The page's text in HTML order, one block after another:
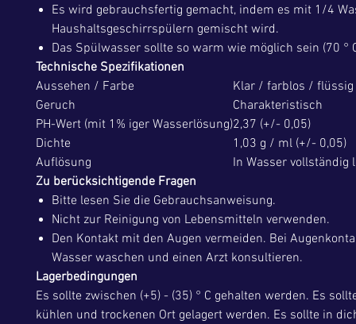
Es wird gebrauchsfertig gemacht, indem es mit 1/4
Haushaltsgeschirrspülern gemischt wird.
Das Spülwasser sollte so warm wie möglich sein (70 °
Technische Spezifikationen
Aussehen / Farbe
Klar / farblos / flüssig
Geruch
Charakteristisch
PH-Wert (mit 1% iger Wasserlösung)2,37 (+/- 0,05)
Dichte
1,03 g / ml (+/- 0,05)
Auflösung
In Wasser vollständig
Zu berücksichtigende Fragen
Bitte lesen Sie die Gebrauchsanweisung.
Nicht zur Reinigung von Lebensmitteln verwenden.
Den Kontakt mit den Augen vermeiden. Bei
Wasser waschen und einen Arzt konsultieren.
Lagerbedingungen
Es sollte zwischen (+5) - (35) ° C gehalten werden. Es
kühlen und trockenen Ort gelagert werden. Es sollte in